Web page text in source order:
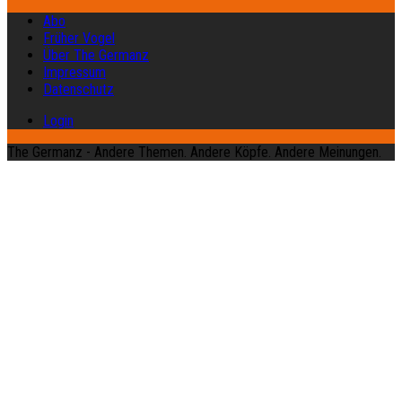
Abo
Früher Vogel
Über The Germanz
Impressum
Datenschutz
Login
The Germanz - Andere Themen. Andere Köpfe. Andere Meinungen.